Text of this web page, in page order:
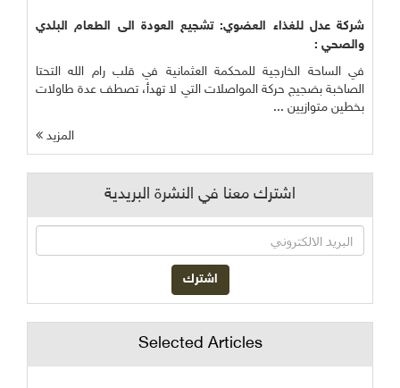
شركة عدل للغذاء العضوي: تشجيع العودة الى الطعام البلدي
والصحي :
في الساحة الخارجية للمحكمة العثمانية في قلب رام الله التحتا
الصاخبة بضجيج حركة المواصلات التي لا تهدأ، تصطف عدة طاولات
بخطين متوازيين ...
المزيد
اشترك معنا في النشرة البريدية
Selected Articles